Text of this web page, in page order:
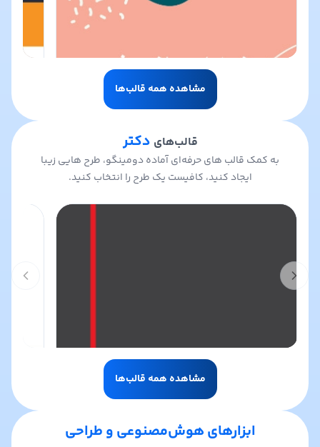
مشاهده همه قالب‌ها
قالب‌های دکتر
به کمک قالب های حرفه‌ای آماده دومینگو، طرح هایی زیبا
ایجاد کنید، کافیست یک طرح را انتخاب کنید.
Previous slide
slide
مشاهده همه قالب‌ها
ابزارهای هوش‌مصنوعی و طراحی